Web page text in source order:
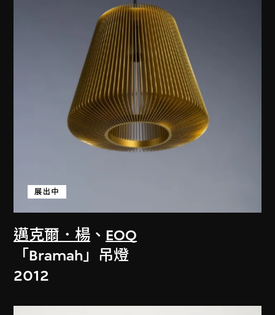
邁克爾．楊 、 EOQ
展出中
「Bramah」吊燈
2012